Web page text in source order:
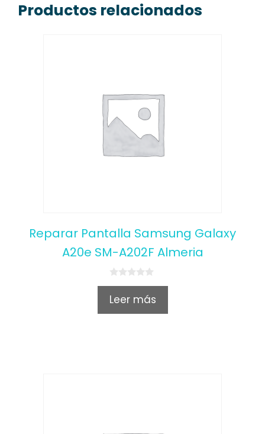
Productos relacionados
Reparar Pantalla Samsung Galaxy
A20e SM-A202F Almeria
0
u
Leer más